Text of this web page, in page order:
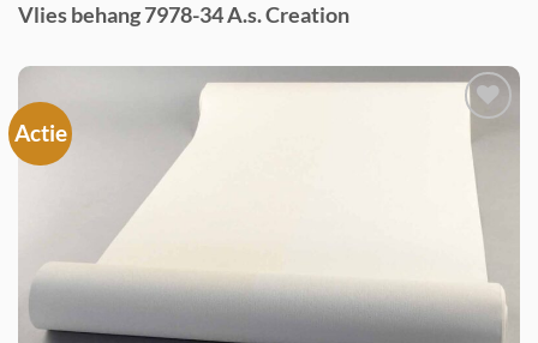
Vlies behang 7978-34 A.s. Creation
Actie
Toevoegen
aan
verlanglijst